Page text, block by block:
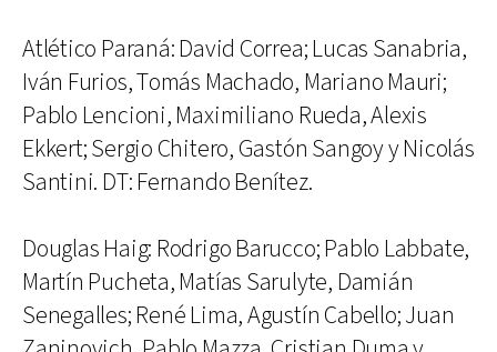
Atlético Paraná: David Correa; Lucas Sanabria,
Iván Furios, Tomás Machado, Mariano Mauri;
Pablo Lencioni, Maximiliano Rueda, Alexis
Ekkert; Sergio Chitero, Gastón Sangoy y Nicolás
Santini. DT: Fernando Benítez.
Douglas Haig: Rodrigo Barucco; Pablo Labbate,
Martín Pucheta, Matías Sarulyte, Damián
Senegalles; René Lima, Agustín Cabello; Juan